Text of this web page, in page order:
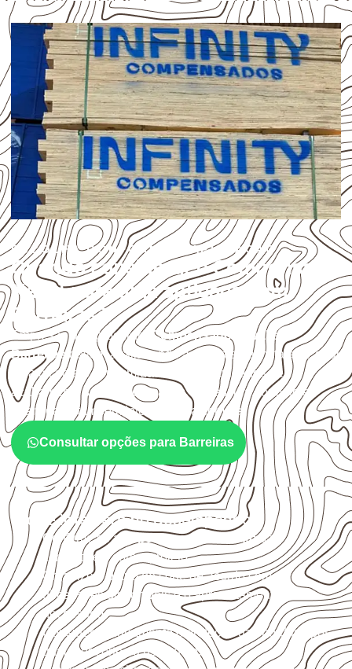
ESCOLHA CONFORME A APLICAÇÃO
Quando considerar o Compensado
Naval para uma aplicação em
Barreiras?
Empresas que procuram
Compensado Naval em
Barreiras devem avaliar onde a chapa será instalada, qual
será o contato com umidade e quais cuidados de
acabamento serão necessários. Espessura, formato e
quantidade também interferem na compra.
Consultar opções para Barreiras
O que interfere no desempenho
Confirme se a espessura e o formatosão
compatíveis com o projeto.
Organize o plano de corte de acordo com as
dimensões disponíveis e o aproveitamento
necessário.
Considere acabamento e proteção das bordas após
qualquer corte ou usinagem.